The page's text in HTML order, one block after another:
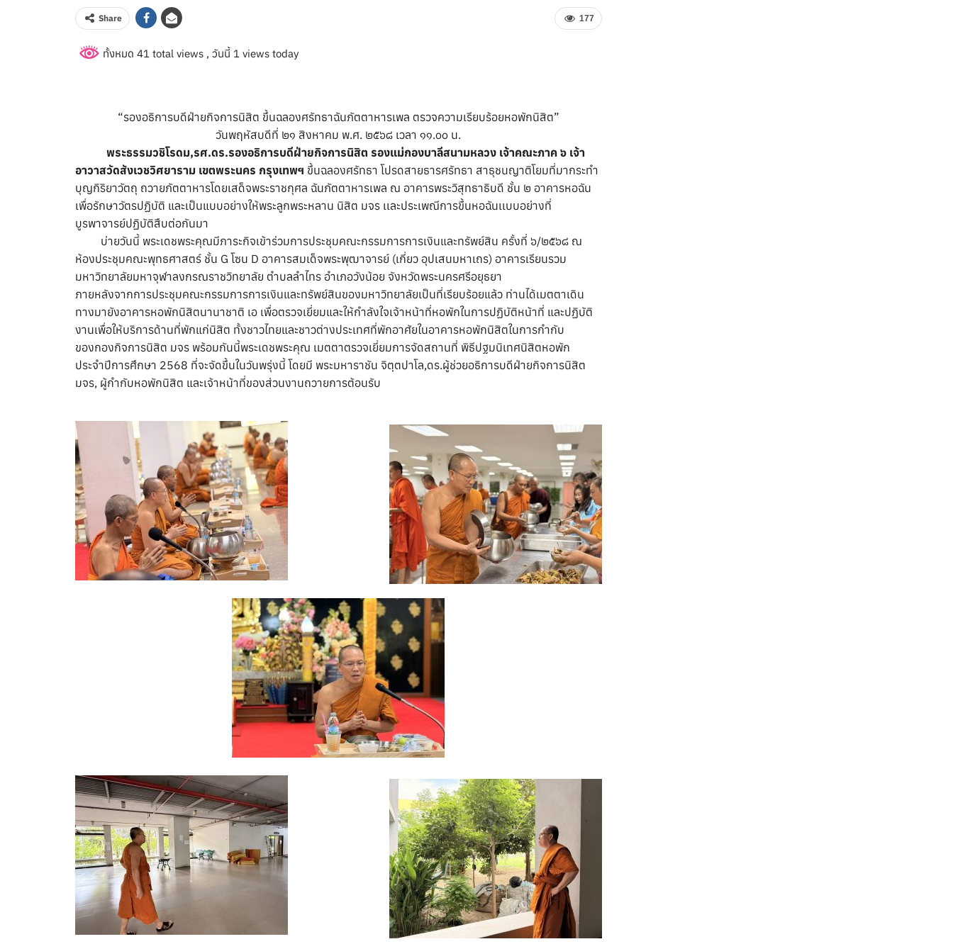
177
Share
ทั้งหมด 41 total views , วันนี้ 1 views today
“รองอธิการบดีฝ่ายกิจการนิสิต ขึ้นฉลองศรัทธาฉันภัตตาหารเพล ตรวจความเรียบร้อยหอพักนิสิต”
วันพฤหัสบดีที่ ๒๑ สิงหาคม พ.ศ. ๒๕๖๘ เวลา ๑๑.๐๐ น.
พระธรรมวชิโรดม,รศ.ดร.รองอธิการบดีฝ่ายกิจการนิสิต รองแม่กองบาลีสนามหลวง เจ้าคณะภาค ๖ เจ้า
อาวาสวัดสังเวชวิศยาราม เขตพระนคร กรุงเทพฯ ขึ้นฉลองศรัทธา โปรดสายธารศรัทธา สาธุชนญาติโยมที่มากระทำ
บุญกิริยาวัตถุ ถวายภัตตาหารโดยเสด็จพระราชกุศล ฉันภัตตาหารเพล ณ อาคารพระวิสุทธาธิบดี ชั้น ๒ อาคารหอฉัน
เพื่อรักษาวัตรปฏิบัติ และเป็นแบบอย่างให้พระลูกพระหลาน นิสิต มจร เเละประเพณีการขึ้นหอฉันเเบบอย่างที่
บูรพาจารย์ปฏิบัติสืบต่อกันมา
บ่ายวันนี้ พระเดชพระคุณมีภาระกิจเข้าร่วมการประชุมคณะกรรมการการเงินและทรัพย์สิน ครั้งที่ ๖/๒๕๖๘ ณ
ห้องประชุมคณะพุทธศาสตร์ ชั้น G โซน D อาคารสมเด็จพระพุฒาจารย์ (เกี่ยว อุปเสนมหาเถร) อาคารเรียนรวม
มหาวิทยาลัยมหาจุฬาลงกรณราชวิทยาลัย ตำบลลำไทร อำเภอวังน้อย จังหวัดพระนครศรีอยุธยา
ภายหลังจากการประชุมคณะกรรมการการเงินและทรัพย์สินของมหาวิทยาลัยเป็นที่เรียบร้อยแล้ว ท่านได้เมตตาเดิน
ทางมายังอาคารหอพักนิสิตนานาชาติ เอ เพื่อตรวจเยี่ยมและให้กำลังใจเจ้าหน้าที่หอพักในการปฏิบัติหน้าที่ และปฏิบัติ
งานเพื่อให้บริการด้านที่พักแก่นิสิต ทั้งชาวไทยและชาวต่างประเทศที่พักอาศัยในอาคารหอพักนิสิตในการกำกับ
ของกองกิจการนิสิต มจร พร้อมกันนี้พระเดชพระคุณ เมตตาตรวจเยี่ยมการจัดสถานที่ พิธีปฐมนิเทศนิสิตหอพัก
ประจำปีการศึกษา 2568 ที่จะจัดขึ้นในวันพรุ่งนี้ โดยมี พระมหาราชัน จิตฺตปาโล,ดร.ผู้ช่วยอธิการบดีฝ่ายกิจการนิสิต
มจร, ผู้กำกับหอพักนิสิต และเจ้าหน้าที่ของส่วนงานถวายการต้อนรับ